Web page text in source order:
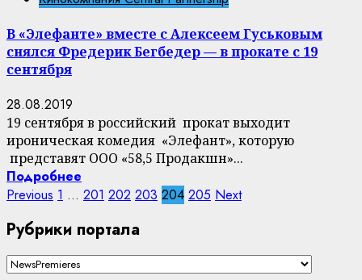
В «Элефанте» вместе с Алексеем Гуськовым
снялся Фредерик Бегбедер — в прокате с 19
сентября
28.08.2019
19 сентября в российский прокат выходит
ироническая комедия «Элефант», которую
представят ООО «58,5 Продакшн»...
Подробнее
Пагинация
записей
Previous 1 … 201 202 203 204 205 Next
Рубрики портала
Рубрики